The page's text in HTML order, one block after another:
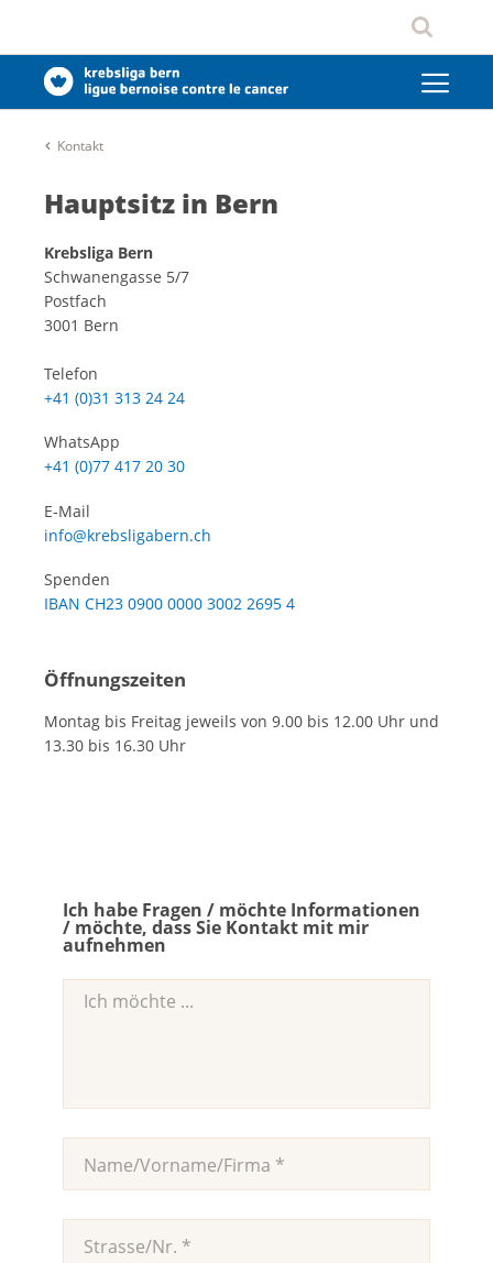
Kontakt
Hauptsitz in Bern
Krebsliga Bern
Schwanengasse 5/7
Postfach
3001 Bern
Telefon
+41 (0)31 313 24 24
WhatsApp
+41 (0)77 417 20 30
E-Mail
info@krebsligabern.ch
Spenden
IBAN CH23 0900 0000 3002 2695 4
Öffnungszeiten
Montag bis Freitag jeweils von 9.00 bis 12.00 Uhr und
13.30 bis 16.30 Uhr
Ich habe Fragen / möchte Informationen
/ möchte, dass Sie Kontakt mit mir
aufnehmen